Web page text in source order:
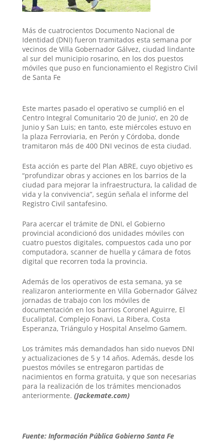
A
p
r
m
e
r
s
t
o
k
Más de cuatrocientos Documento Nacional de
Identidad (DNI) fueron tramitados esta semana por
vecinos de Villa Gobernador Gálvez, ciudad lindante
al sur del municipio rosarino, en los dos puestos
móviles que puso en funcionamiento el Registro Civil
de Santa Fe
Este martes pasado el operativo se cumplió en el
Centro Integral Comunitario ‘20 de Junio’, en 20 de
Junio y San Luis; en tanto, este miércoles estuvo en
la plaza Ferroviaria, en Perón y Córdoba, donde
tramitaron más de 400 DNI vecinos de esta ciudad.
Esta acción es parte del Plan ABRE, cuyo objetivo es
“profundizar obras y acciones en los barrios de la
ciudad para mejorar la infraestructura, la calidad de
vida y la convivencia”, según señala el informe del
Registro Civil santafesino.
Para acercar el trámite de DNI, el Gobierno
provincial acondicionó dos unidades móviles con
cuatro puestos digitales, compuestos cada uno por
computadora, scanner de huella y cámara de fotos
digital que recorren toda la provincia.
Además de los operativos de esta semana, ya se
realizaron anteriormente en Villa Gobernador Gálvez
jornadas de trabajo con los móviles de
documentación en los barrios Coronel Aguirre, El
Eucaliptal, Complejo Fonavi, La Ribera, Costa
Esperanza, Triángulo y Hospital Anselmo Gamem.
Los trámites más demandados han sido nuevos DNI
y actualizaciones de 5 y 14 años. Además, desde los
puestos móviles se entregaron partidas de
nacimientos en forma gratuita, y que son necesarias
para la realización de los trámites mencionados
anteriormente. (Jackemate.com)
Fuente: Información Pública Gobierno Santa Fe